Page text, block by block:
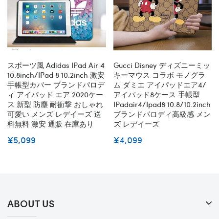
スポーツ風 Adidas IPad Air 4
10.8inch/iPad 8 10.2inch 激安
手帳型カバー ブランドパロデ
ィ アイパッド エア 2020ケー
ス 新型 防塵 耐衝撃 おしゃれ
可愛い メンズ レデイーズ 送
料無料 激安 通販 在庫あり
¥5,099
Gucci Disney ディズニーミッ
キーマウス コラボ モノグラ
ム ダミエ アイパッドエア4/
アイパッド8ケース 手帳型
IPadair4/ipad8 10.8/10.2inch
ブランドパロディ高級感 メン
ズ レデイーズ
¥4,099
ABOUT US